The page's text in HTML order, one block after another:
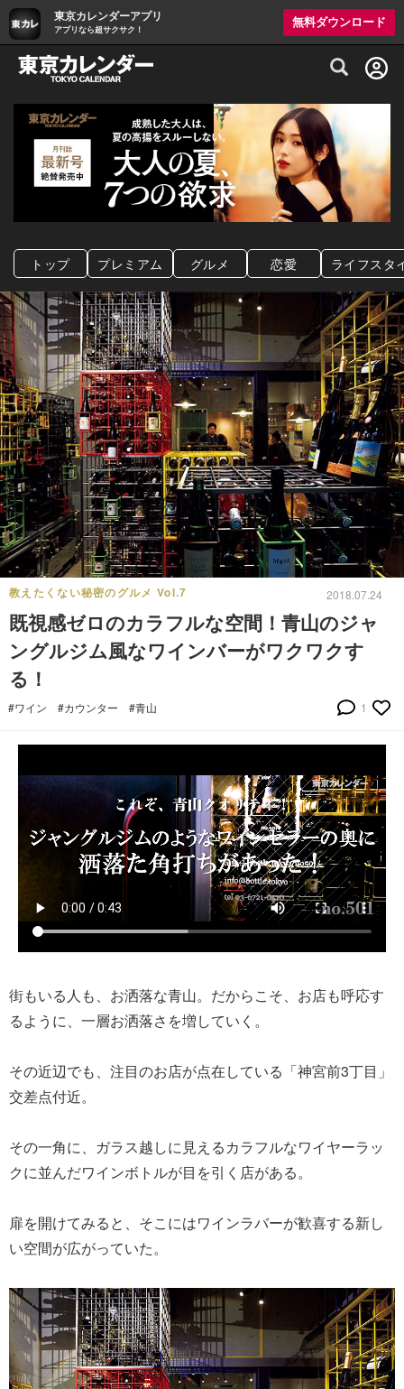
東京カレンダーアプリ
アプリなら超サクサク！
無料ダウンロード
グルメ情報・プレミアムレストラン予約
トップ プレミアム グルメ 恋愛 ライフスタ
教えたくない秘密のグルメ Vol.7 2018.07.24
既視感ゼロのカラフルな空間！青山のジャ
ングルジム風なワインバーがワクワクす
る！
#ワイン #カウンター #青山 1
街もいる人も、お洒落な青山。だからこそ、お店も呼応す
るように、一層お洒落さを増していく。
その近辺でも、注目のお店が点在している「神宮前3丁目」
交差点付近。
その一角に、ガラス越しに見えるカラフルなワイヤーラッ
クに並んだワインボトルが目を引く店がある。
扉を開けてみると、そこにはワインラバーが歓喜する新し
い空間が広がっていた。